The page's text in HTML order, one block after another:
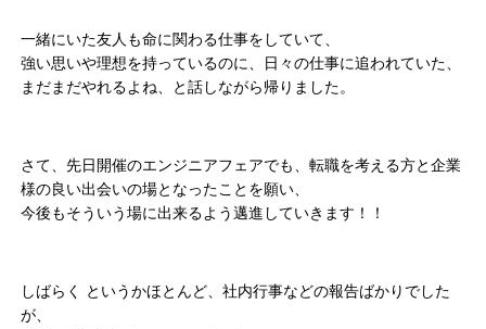
一緒にいた友人も命に関わる仕事をしていて、
強い思いや理想を持っているのに、日々の仕事に追われていた、
まだまだやれるよね、と話しながら帰りました。
さて、先日開催のエンジニアフェアでも、転職を考える方と企業
様の良い出会いの場となったことを願い、
今後もそういう場に出来るよう邁進していきます！！
しばらく というかほとんど、社内行事などの報告ばかりでした
が、